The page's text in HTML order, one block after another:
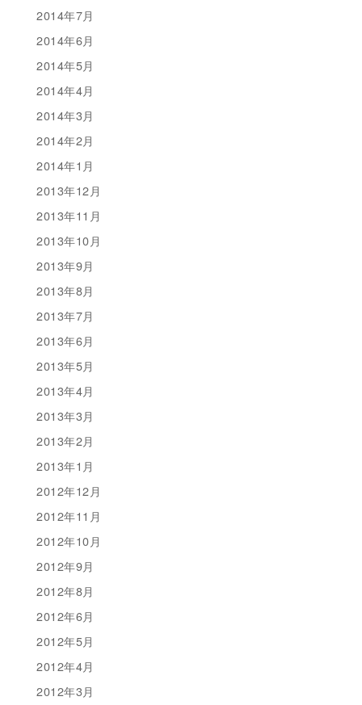
2014年7月
2014年6月
2014年5月
2014年4月
2014年3月
2014年2月
2014年1月
2013年12月
2013年11月
2013年10月
2013年9月
2013年8月
2013年7月
2013年6月
2013年5月
2013年4月
2013年3月
2013年2月
2013年1月
2012年12月
2012年11月
2012年10月
2012年9月
2012年8月
2012年6月
2012年5月
2012年4月
2012年3月